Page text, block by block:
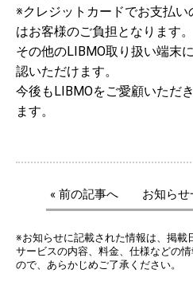
※クレジットカードでお支払
はお客様のご負担となります。
その他のLIBMO取り扱い端末
認いただけます。
今後もLIBMOをご愛顧いただ
ます。
« 前の記事へ お知らせ
※お知らせに記載された情報は、掲載
サービスの内容、料金、仕様などの
ので、あらかじめご了承ください。